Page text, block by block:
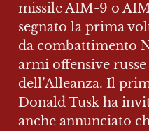
missile AIM-9 o
segnato la prima
da combattimento
armi offensive
dell’Alleanza. Il
Donald Tusk ha
anche annunciato